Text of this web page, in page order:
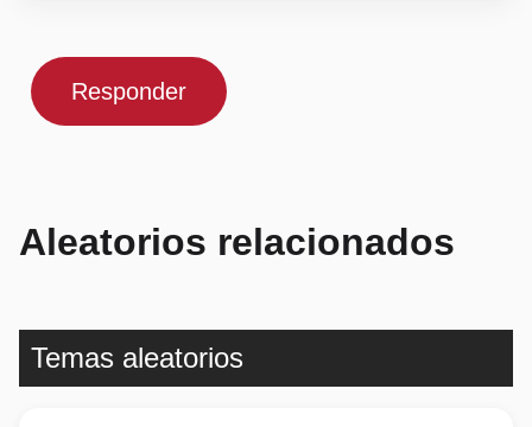
Responder
Aleatorios relacionados
Temas aleatorios